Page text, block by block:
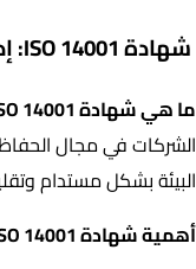
شهادة ISO 14001: إدارة البيئة
ما هي شهادة ISO 14001؟
الشركات في مجال الحفاظ
البيئة بشكل مستدام
أهمية شهادة ISO 14001 في الأردن: